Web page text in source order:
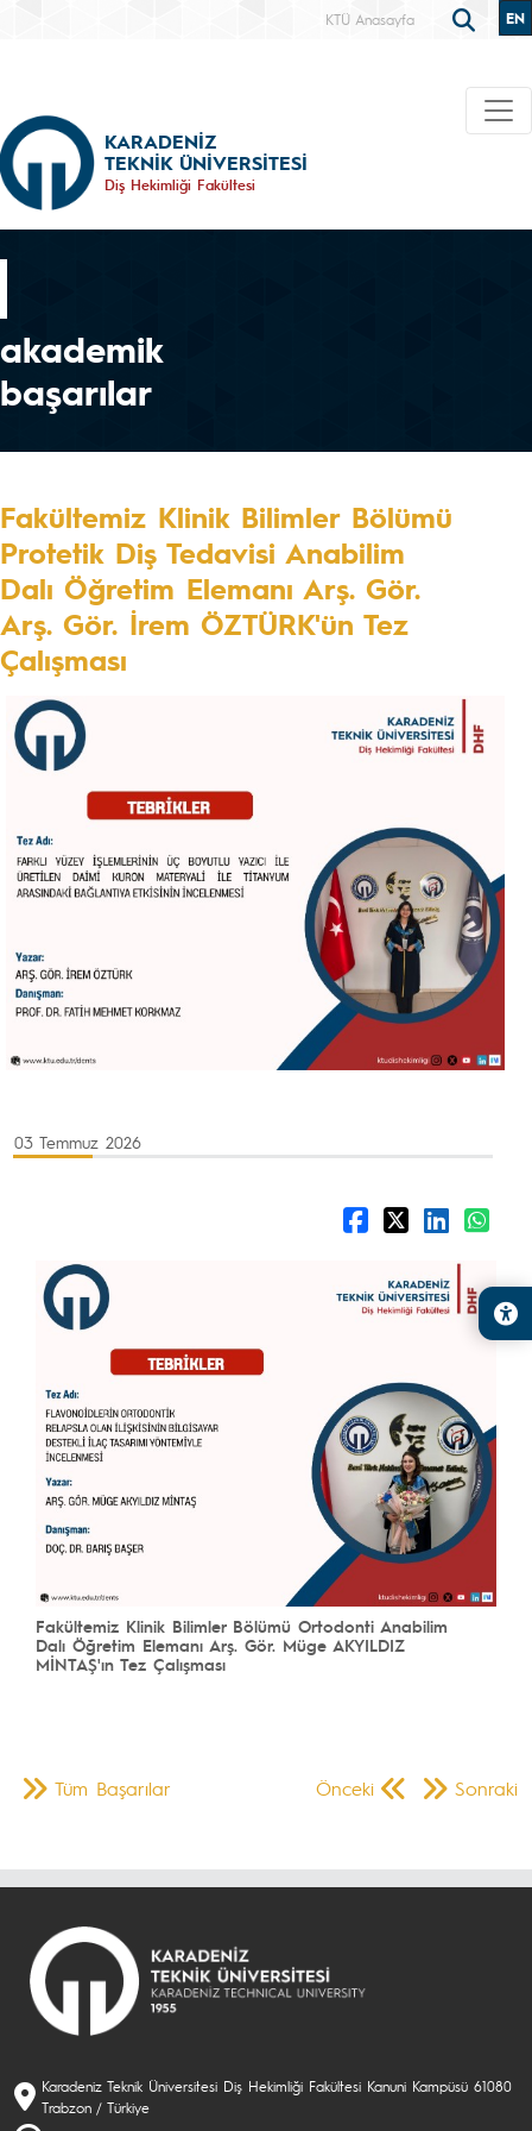
KTÜ Anasayfa EN
KARADENİZ
TEKNİK ÜNİVERSİTESİ
Diş Hekimliği Fakültesi
akademik
başarılar
Fakültemiz Klinik Bilimler Bölümü
Protetik Diş Tedavisi Anabilim
Dalı Öğretim Elemanı Arş. Gör.
Arş. Gör. İrem ÖZTÜRK'ün Tez
Çalışması
03 Temmuz 2026
Fakültemiz Klinik Bilimler Bölümü Ortodonti Anabilim
Dalı Öğretim Elemanı Arş. Gör. Müge AKYILDIZ
MİNTAŞ'ın Tez Çalışması
Önceki Sonraki
Tüm Başarılar
Karadeniz Teknik Üniversitesi Diş Hekimliği Fakültesi Kanuni Kampüsü 61080
Trabzon / Türkiye